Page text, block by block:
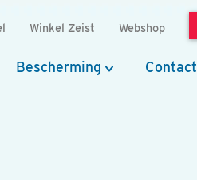
Winkel Zeist Webshop
Bescherming Contact